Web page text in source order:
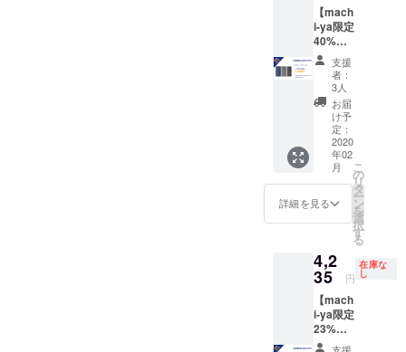
いたし
ます。
予めご
了承く
ださ
い。 ・
支援者
様の住
所入力
ミスに
よる再
配送 ・
支援者
様都合
場合の
再配送
部変更
になる
可能性
があり
ます。
※送料無
料(国内
のみ) 下
記のよ
うなご
支援者
様都合
の場
合、追
(代金引
換)にて
お送り
いたし
ます。
予めご
了承く
【mach
i-ya限定
40%OF
F】定価
16,500
円(税込)
から
40%OF
F(6,600
円引
き）の
9,900円
にてお
届け致
しま
す。 ・
レット
×3 ※仕
様は一
部変更
になる
可能性
があり
支援
者：
3人
お届
け予
定：
2020
年02
月
詳細を見る
こ
の
リ
タ
ー
ン
を
選
択
す
る
4,2
35 円
在庫な
し
【mach
i-ya限定
23%OF
F】定価
支援